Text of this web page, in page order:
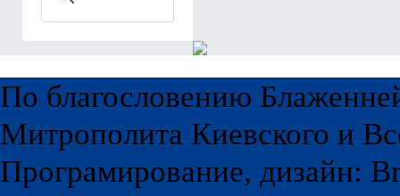
По благословению
Митрополита Киевского и
Програмирование, дизайн: